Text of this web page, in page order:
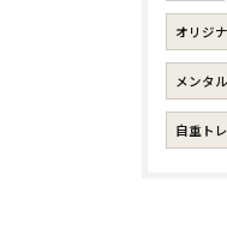
オリジ
メンタル
自重ト